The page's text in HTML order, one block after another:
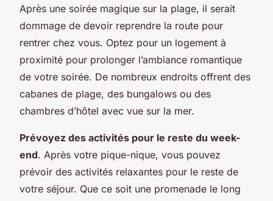
Après une soirée magique sur la plage, il serait
dommage de devoir reprendre la route pour
rentrer chez vous. Optez pour un logement à
proximité pour prolonger l’ambiance romantique
de votre soirée. De nombreux endroits offrent des
cabanes de plage, des bungalows ou des
chambres d’hôtel avec vue sur la mer.
Prévoyez des activités pour le reste du week-
end. Après votre pique-nique, vous pouvez
prévoir des activités relaxantes pour le reste de
votre séjour. Que ce soit une promenade le long